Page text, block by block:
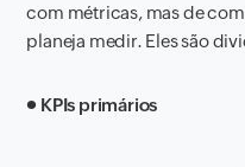
com métricas, mas de
planeja medir. Eles são
● KPIs primários